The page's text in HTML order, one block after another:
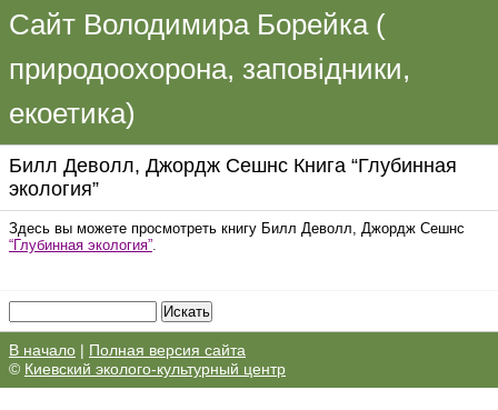
Сайт Володимира Борейка (
природоохорона, заповідники,
екоетика)
Билл Деволл, Джордж Сешнс Книга “Глубинная
экология”
Здесь вы можете просмотреть книгу Билл Деволл, Джордж Сешнс
“Глубинная экология”.
В начало | Полная версия сайта
© Киевский эколого-культурный центр